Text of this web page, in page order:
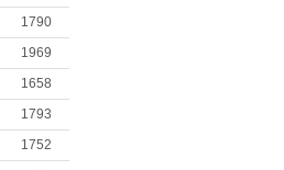
1790
1969
1658
1793
1752